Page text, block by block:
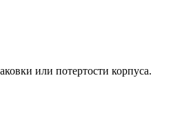
или потертости корпуса.